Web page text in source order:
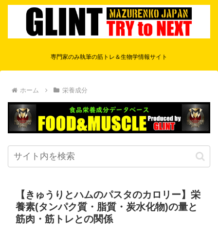
専門家のみ執筆の筋トレ＆生物学情報サイト
ホーム 栄養成分
【きゅうりとハムのパスタのカロリー】栄
養素(タンパク質・脂質・炭水化物)の量と
筋肉・筋トレとの関係